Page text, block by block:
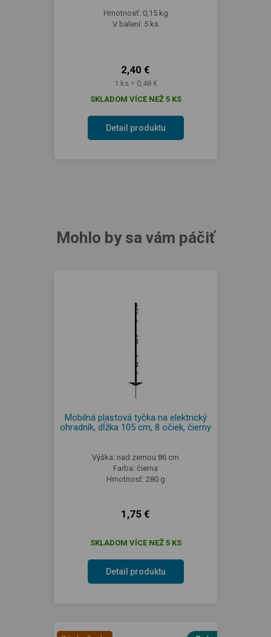
Hmotnosť: 0,15 kg
V balení: 5 ks
2,40 €
1 ks = 0,48 €
SKLADOM VÍCE NEŽ 5 KS
Detail produktu
Mohlo by sa vám páčiť
Mobilná plastová tyčka na elektrický
ohradník, dĺžka 105 cm, 8 očiek, čierny
Výška: nad zemou 86 cm
Farba: čierna
Hmotnosť: 280 g
1,75 €
SKLADOM VÍCE NEŽ 5 KS
Detail produktu